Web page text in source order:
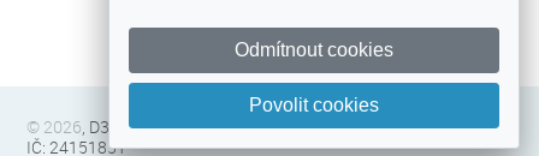
© 2026, D32 s.r.o., C 183421 vedená u městského soudu v Praze,
IČ: 24151831
Odmítnout cookies
Povolit cookies